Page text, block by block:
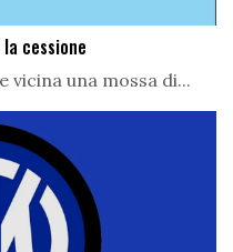
cessione
vicina una mossa di...